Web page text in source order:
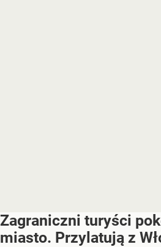
Zagraniczni turyści
miasto. Przylatują z